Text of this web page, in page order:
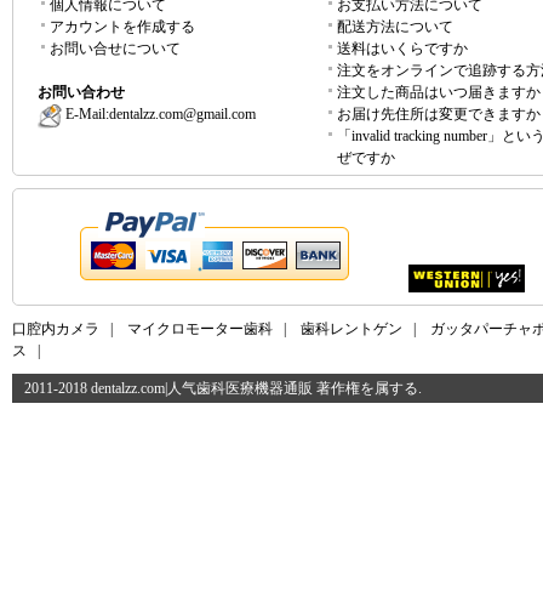
個人情報について
アカウントを作成する
お問い合せについて
お問い合わせ
E-Mail:dentalzz.com@gmail.com
お支払い方法について
配送方法について
送料はいくらですか
注文をオンラインで追跡する
注文した商品はいつ届きますか
お届け先住所は変更できますか
「invalid tracking number」とい
ぜですか
口腔内カメラ マイクロモーター歯科 歯科レントゲン
ガッタパーチャ
ス
2011-2018 dentalzz.com|人气歯科医療機器通販 著作権を属する.